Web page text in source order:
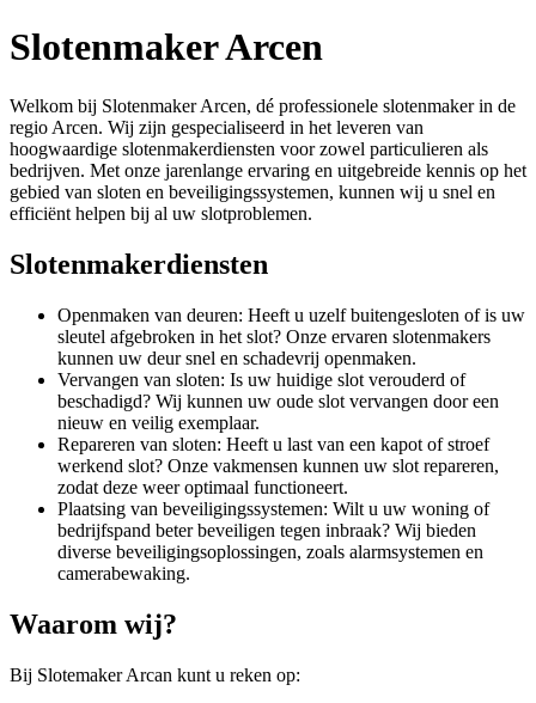
Slotenmaker Arcen
Welkom bij Slotenmaker Arcen, dé professionele slotenmaker in de
regio Arcen. Wij zijn gespecialiseerd in het leveren van
hoogwaardige slotenmakerdiensten voor zowel particulieren als
bedrijven. Met onze jarenlange ervaring en uitgebreide kennis op het
gebied van sloten en beveiligingssystemen, kunnen wij u snel en
efficiënt helpen bij al uw slotproblemen.
Slotenmakerdiensten
Openmaken van deuren: Heeft u uzelf buitengesloten of is uw
sleutel afgebroken in het slot? Onze ervaren slotenmakers
kunnen uw deur snel en schadevrij openmaken.
Vervangen van sloten: Is uw huidige slot verouderd of
beschadigd? Wij kunnen uw oude slot vervangen door een
nieuw en veilig exemplaar.
Repareren van sloten: Heeft u last van een kapot of stroef
werkend slot? Onze vakmensen kunnen uw slot repareren,
zodat deze weer optimaal functioneert.
Plaatsing van beveiligingssystemen: Wilt u uw woning of
bedrijfspand beter beveiligen tegen inbraak? Wij bieden
diverse beveiligingsoplossingen, zoals alarmsystemen en
camerabewaking.
Waarom wij?
Bij Slotemaker Arcan kunt u reken op: